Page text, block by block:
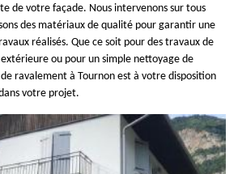
de votre façade. Nous intervenons sur tous
des matériaux de qualité pour garantir une
réalisés. Que ce soit pour des travaux de
ou pour un simple nettoyage de
ravalement à Tournon est à votre disposition
votre projet.